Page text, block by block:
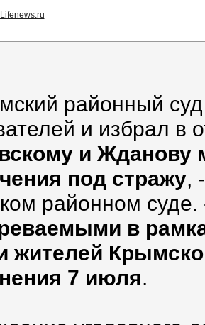
районный
и избрал в
и Жданову
под стражу,
районном
в
жителей
7 июля.